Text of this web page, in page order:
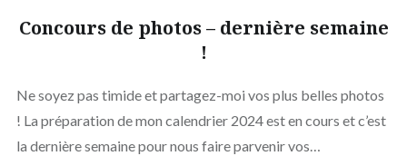
Concours de photos – dernière semaine
!
Ne soyez pas timide et partagez-moi vos plus belles photos
! La préparation de mon calendrier 2024 est en cours et c’est
la dernière semaine pour nous faire parvenir vos…